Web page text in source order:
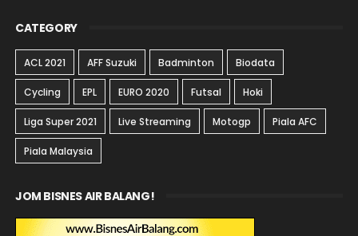
CATEGORY
ACL 2021 AFF Suzuki Badminton Biodata
Cycling EPL EURO 2020 Futsal Hoki
Liga Super 2021 Live Streaming Motogp Piala AFC
Piala Malaysia
JOM BISNES AIR BALANG!